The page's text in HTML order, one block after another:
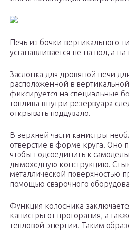
Печь из бочки вертикального
устанавливается не на пол, а
Заслонка для дровяной печи
расположенной в вертикальной
фиксируется на специальные
топлива внутри резервуара
открывать поддувало.
В верхней части канистры
отверстие в форме круга. Оно
чтобы подсоединить к
дымоходную конструкцию.
металлической поверхностью
помощью сварочного
Функция колосника
канистры от прогорания, а
тепловой энергии. Таким